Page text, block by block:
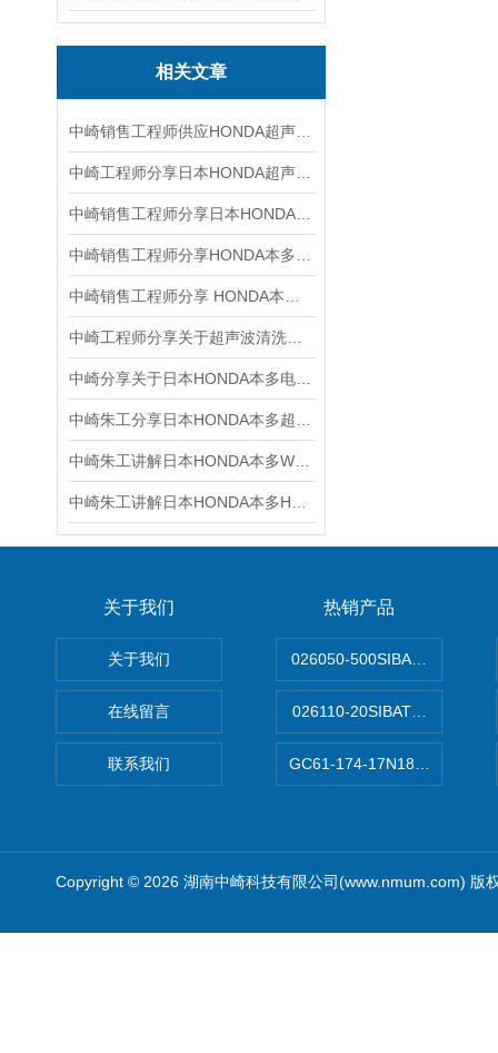
相关文章
关于我们
关于我们
在线留言
联系我们
热销产品
026050-500SIBATA 500mL
026110-20SIBATA柴田科学
GC61-174-
Copyright © 2026 湖南中崎科技有限公司(www.nmum.com) 版